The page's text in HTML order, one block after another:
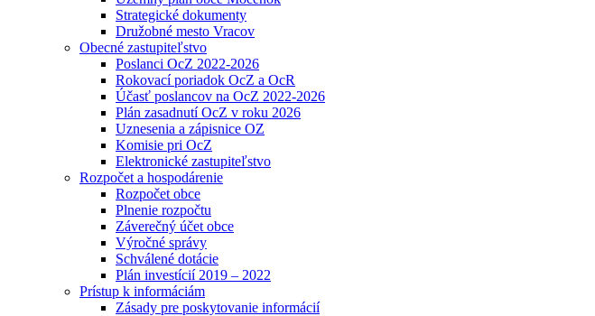
Strategické dokumenty
Družobné mesto Vracov
Obecné zastupiteľstvo
Poslanci OcZ 2022-2026
Rokovací poriadok OcZ a OcR
Účasť poslancov na OcZ 2022-2026
Plán zasadnutí OcZ v roku 2026
Uznesenia a zápisnice OZ
Komisie pri OcZ
Elektronické zastupiteľstvo
Rozpočet a hospodárenie
Rozpočet obce
Plnenie rozpočtu
Záverečný účet obce
Výročné správy
Schválené dotácie
Plán investícií 2019 – 2022
Prístup k informáciám
Zásady pre poskytovanie informácií